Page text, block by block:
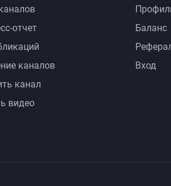
отчет
каналов
канал
видео
Баланс
Вход